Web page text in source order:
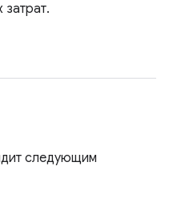
затрат.
следующим